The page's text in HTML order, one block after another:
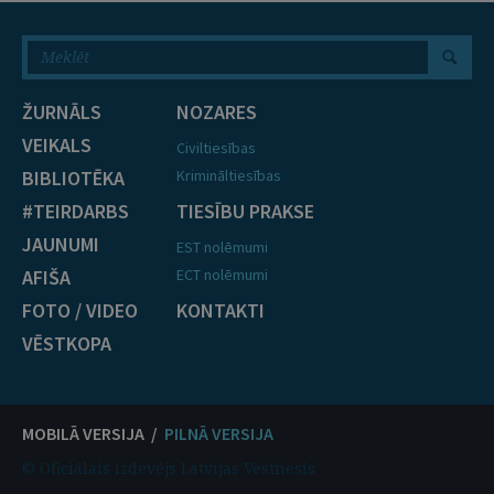
ŽURNĀLS
VEIKALS
BIBLIOTĒKA
#TEIRDARBS
JAUNUMI
AFIŠA
FOTO / VIDEO
VĒSTKOPA
NOZARES
Civiltiesības
Krimināltiesības
TIESĪBU PRAKSE
EST nolēmumi
ECT nolēmumi
KONTAKTI
MOBILĀ VERSIJA / PILNĀ VERSIJA
© Oficiālais izdevējs Latvijas Vēstnesis